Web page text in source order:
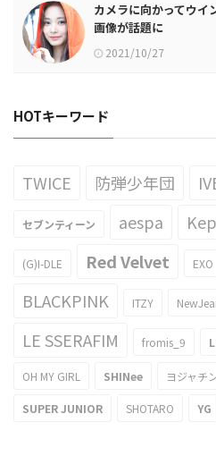
カメラに向かってウ
画像が話題に
2021/10/27
HOTキーワード
TWICE 防弾少年団
セブンティーン aespa
(G)I-DLE Red Velvet EXO
BLACKPINK ITZY
LE SSERAFIM fromis_9
OH MY GIRL SHINee ヨジャチ
SUPER JUNIOR SHOTARO YG